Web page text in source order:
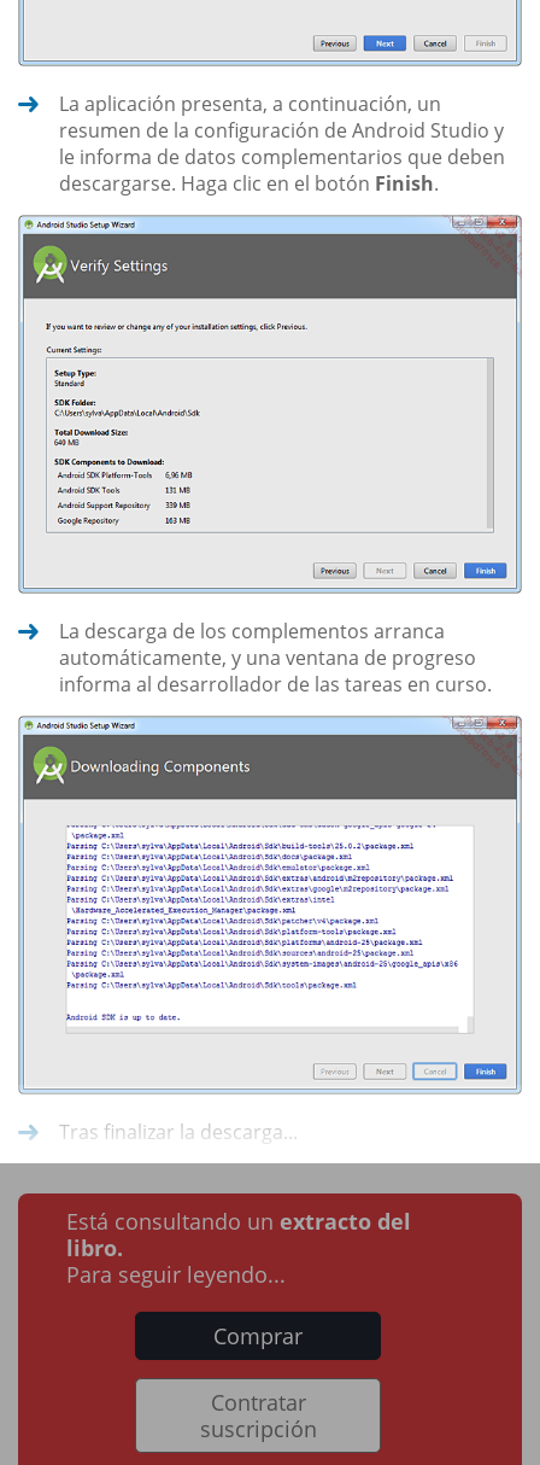
La aplicación presenta, a continuación, un
resumen de la configuración de Android Studio y
le informa de datos complementarios que deben
descargarse. Haga clic en el botón Finish.
La descarga de los complementos arranca
automáticamente, y una ventana de progreso
informa al desarrollador de las tareas en curso.
Tras finalizar la descarga...
Está consultando un extracto del
libro.
Para seguir leyendo...
Comprar
Contratar
suscripción